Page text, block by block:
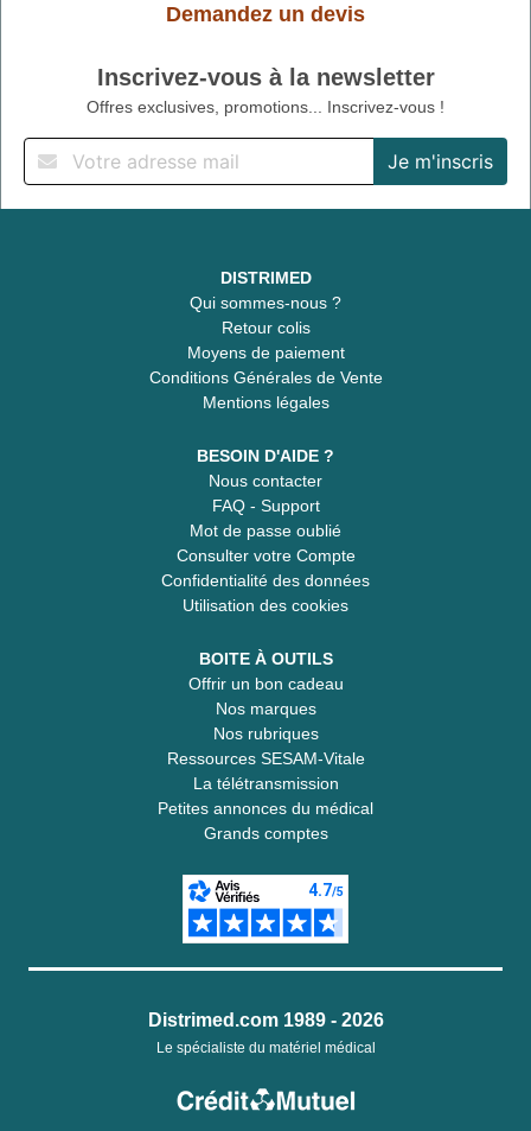
Demandez un devis
Inscrivez-vous à la newsletter
Offres exclusives, promotions... Inscrivez-vous !
DISTRIMED
Qui sommes-nous ?
Retour colis
Moyens de paiement
Conditions Générales de Vente
Mentions légales
BESOIN D'AIDE ?
Nous contacter
FAQ - Support
Mot de passe oublié
Consulter votre Compte
Confidentialité des données
Utilisation des cookies
BOITE À OUTILS
Offrir un bon cadeau
Nos marques
Nos rubriques
Ressources SESAM-Vitale
La télétransmission
Petites annonces du médical
Grands comptes
Distrimed.com 1989 - 2026
Le spécialiste du matériel médical